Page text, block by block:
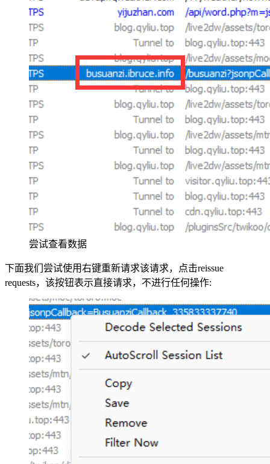
尝试查看数据
下面我们尝试使用右键重新请求该请求，点击reissue
requests，该按钮表示直接请求，不进行任何操作: